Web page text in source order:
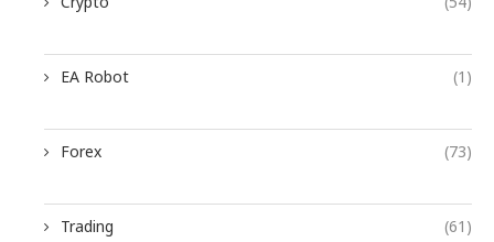
EA Robot (1)
Forex (73)
Trading (61)